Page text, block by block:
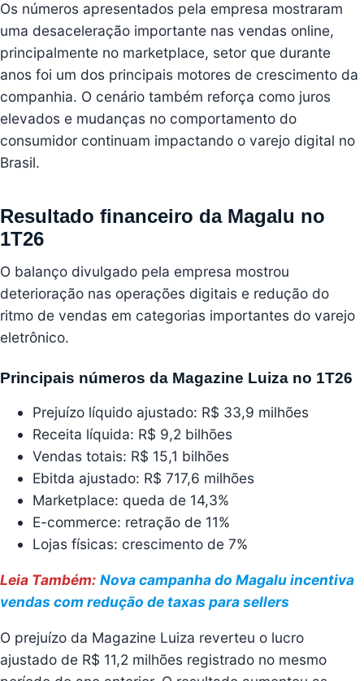
Os números apresentados pela empresa mostraram
uma desaceleração importante nas vendas online,
principalmente no marketplace, setor que durante
anos foi um dos principais motores de crescimento da
companhia. O cenário também reforça como juros
elevados e mudanças no comportamento do
consumidor continuam impactando o varejo digital no
Brasil.
Resultado financeiro da Magalu no
1T26
O balanço divulgado pela empresa mostrou
deterioração nas operações digitais e redução do
ritmo de vendas em categorias importantes do varejo
eletrônico.
Principais números da Magazine Luiza no 1T26
Prejuízo líquido ajustado: R$ 33,9 milhões
Receita líquida: R$ 9,2 bilhões
Vendas totais: R$ 15,1 bilhões
Ebitda ajustado: R$ 717,6 milhões
Marketplace: queda de 14,3%
E-commerce: retração de 11%
Lojas físicas: crescimento de 7%
Leia Também: Nova campanha do Magalu incentiva
vendas com redução de taxas para sellers
O prejuízo da Magazine Luiza reverteu o lucro
ajustado de R$ 11,2 milhões registrado no mesmo